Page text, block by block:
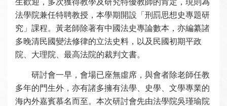
生歡迎，多次獲得教學及研究特優教師的肯定，現則為
法學院兼任特聘教授，本學期開設「刑罰思想史專題研
究」課程。黃老師除著有中國法史專論數本，亦編纂諸
多晚清民國變法修律的立法史料，以及民國初期平政
院、大理院、最高法院的裁判文書。
研討會一早，會場已座無虛席，與會者除老師任教
多年的門生外，亦有諸多擁有法學、史學、文學專業的
海內外嘉賓慕名而至。本次研討會先由法學院吳瑾瑜院